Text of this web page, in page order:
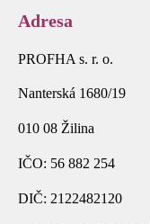
Adresa
PROFHA s. r. o.
Nanterská 1680/19
010 08 Žilina
IČO: 56 882 254
DIČ: 2122482120